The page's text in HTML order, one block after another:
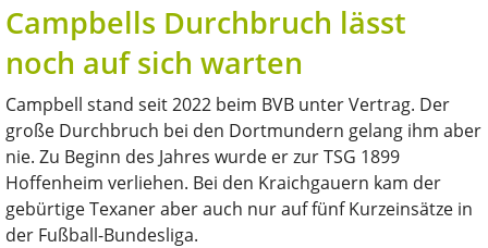
Campbells Durchbruch lässt
noch auf sich warten
Campbell stand seit 2022 beim BVB unter Vertrag. Der
große Durchbruch bei den Dortmundern gelang ihm aber
nie. Zu Beginn des Jahres wurde er zur TSG 1899
Hoffenheim verliehen. Bei den Kraichgauern kam der
gebürtige Texaner aber auch nur auf fünf Kurzeinsätze in
der Fußball-Bundesliga.